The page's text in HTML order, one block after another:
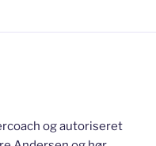
og autoriseret